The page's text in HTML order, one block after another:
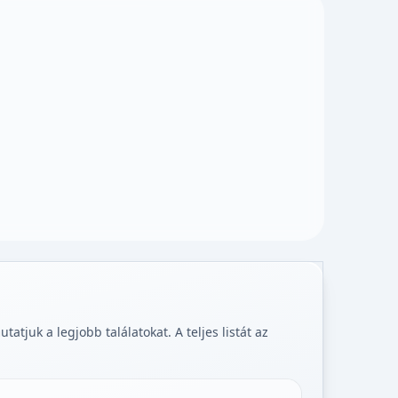
a legjobb találatokat. A teljes listát az